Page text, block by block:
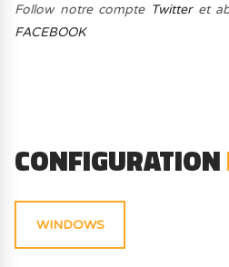
Follow notre compte Twitteret
FACEBOOK
CONFIGURATION
WINDOWS